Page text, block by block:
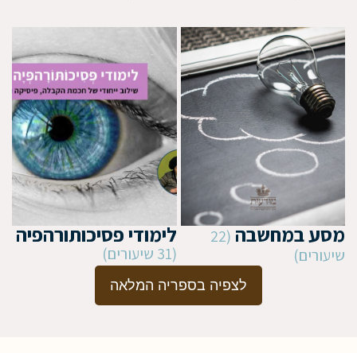
מסע במחשבה (22
שיעורים)
לימודי פסיכותורהפיה
(31 שיעורים)
לצפיה בספריה המלאה